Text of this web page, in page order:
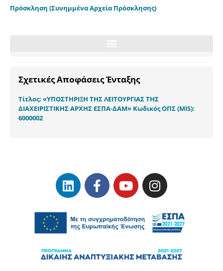
Πρόσκληση (Συνημμένα Αρχεία Πρόσκλησης)
Σχετικές Αποφάσεις Ένταξης
Τίτλος: «ΥΠΟΣΤΗΡΙΞΗ ΤΗΣ ΛΕΙΤΟΥΡΓΙΑΣ ΤΗΣ
ΔΙΑΧΕΙΡΙΣΤΙΚΗΣ ΑΡΧΗΣ ΕΣΠΑ-ΔΑΜ» Κωδικός ΟΠΣ (MIS):
6000002